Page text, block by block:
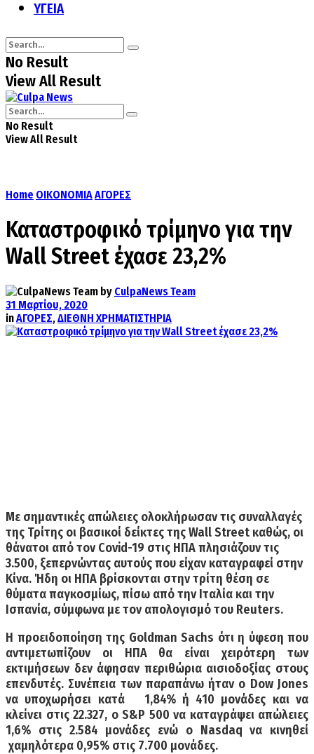
ΥΓΕΙΑ
No Result
View All Result
No Result
View All Result
Home ΟΙΚΟΝΟΜΙΑΑΓΟΡΕΣ
Καταστροφικό τρίμηνο για την
Wall Street έχασε 23,2%
by CulpaNews Team
31 Μαρτίου, 2020
inΑΓΟΡΕΣ,ΔΙΕΘΝΗ ΧΡΗΜΑΤΙΣΤΗΡΙΑ
Με σημαντικές απώλειες ολοκλήρωσαν τις συναλλαγές
της Τρίτης οι βασικοί δείκτες της Wall Street καθώς, οι
θάνατοι από τον Covid-19 στις ΗΠΑ πλησιάζουν τις
3.500, ξεπερνώντας αυτούς που είχαν καταγραφεί στην
Κίνα. Ήδη οι ΗΠΑ βρίσκονται στην τρίτη θέση σε
θύματα παγκοσμίως, πίσω από την Ιταλία και την
Ισπανία, σύμφωνα με τον απολογισμό του Reuters.
Η προειδοποίηση της Goldman Sachs ότι η ύφεση που
αντιμετωπίζουν οι ΗΠΑ θα είναι χειρότερη των
εκτιμήσεων δεν άφησαν περιθώρια αισιοδοξίας στους
επενδυτές. Συνέπεια των παραπάνω ήταν o Dow Jones
να υποχωρήσει κατά 1,84% ή 410 μονάδες και να
κλείνει στις 22.327, ο S&P 500 να καταγράψει απώλειες
1,6% στις 2.584 μονάδες ενώ ο Nasdaq να κινηθεί
χαμηλότερα 0,95% στις 7.700 μονάδες.